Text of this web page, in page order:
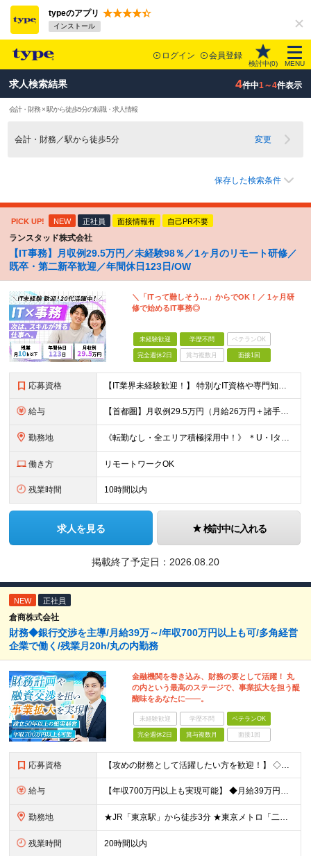
typeのアプリ
インストール
ログイン 会員登録
検討中(0) MENU
求人検索結果 4件中1～4件表示
会計・財務 × 駅から徒歩5分の転職・求人情報
会計・財務／駅から徒歩5分 変更
保存した検索条件
PICK UP! NEW 正社員 面接情報有 自己PR不要
ランスタッド株式会社
【IT事務】月収例29.5万円／未経験98％／1ヶ月のリモート研修／
既卒・第二新卒歓迎／年間休日123日/OW
＼「ITって難しそう…」からでOK！／ 1ヶ月研
修で始めるIT事務◎
未経験歓迎 学歴不問 ベテランOK
完全週休2日 賞与複数月 面接1回
応募資格 【IT業界未経験歓迎！】 特別なIT資格や専門知識は必要ありません。 ・学歴不問（文系・理系不問） ・第二新卒、既卒の方も歓迎 ・20代を中心に幅広い年代が活躍中 ・基本的なPC操作ができる方 ・タ
給与 【首都圏】月収例29.5万円（月給26万円＋諸手当） 【東海・関西】月収例28.5万円（月給25万円＋諸手当） 【九州】月収例26万円（月給23万円＋諸手当） ※経験・スキル・前職給与を踏まえ、総合
勤務地 《転勤なし・全エリア積極採用中！》 ＊U・Iターンも歓迎 ＊研修はオンライン実施 ★勤務エリアは下記よりお選びいただけます★ 【首都圏】東京・神奈川・千葉・埼玉 【東海】愛知 【関西】大阪、京都、兵庫
働き方 リモートワークOK
残業時間 10時間以内
求人を見る 検討中に入れる
掲載終了予定日： 2026.08.20
NEW 正社員
倉商株式会社
財務◆銀行交渉を主導/月給39万～/年収700万円以上も可/多角経営
企業で働く/残業月20h/丸の内勤務
金融機関を巻き込み、財務の要として活躍！ 丸
の内という最高のステージで、事業拡大を担う醍
醐味をあなたに――。
未経験歓迎 学歴不問 ベテランOK
完全週休2日 賞与複数月 面接1回
応募資格 【攻めの財務として活躍したい方を歓迎！】 ◇ホテル・宿泊・観光業界経験は不問 ◇財務担当の実務経験がある方は特に歓迎いたします ■必須要件：銀行交渉などの対外折衝経験または金融機関での融資担当経験 ■
給与 【年収700万円以上も実現可能】 ◆月給39万円～50万円＋賞与年2回（前年度実績2.00ヶ月分）＋諸手当 ┗初年度年収：550万円～750万円 ※能力・実績を考慮の上、当社規定により決定・優遇いた
勤務地 ★JR「東京駅」から徒歩3分 ★東京メトロ「二重橋前駅」徒歩1分 ★U／Iターン歓迎 ★希望しない転勤なし 【東京支店】東京都千代田区丸の内二丁目3番2号 郵船ビル5階 (変更の範囲)上記を除く当
残業時間 20時間以内